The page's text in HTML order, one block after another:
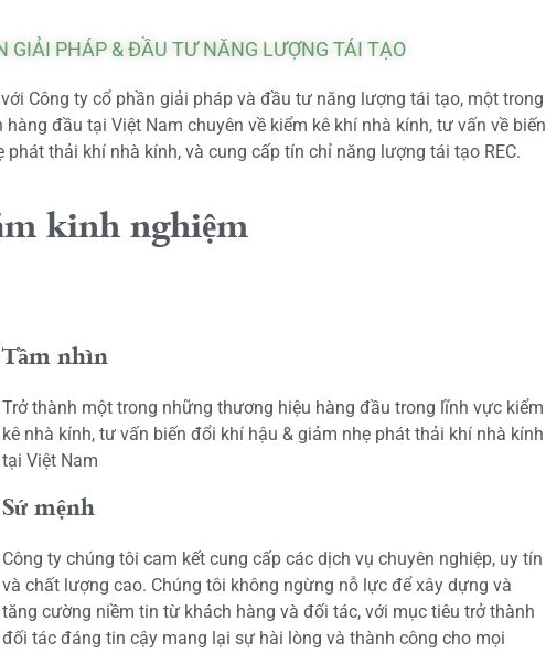
GIẢI PHÁP & ĐẦU TƯ NĂNG LƯỢNG TÁI TẠO
Công ty cổ phần giải pháp và đầu tư năng lượng tái tạo, một trong
đầu tại Việt Nam chuyên về kiểm kê khí nhà kính, tư vấn về biến
phát thải khí nhà kính, và cung cấp tín chỉ năng lượng tái tạo REC.
kinh nghiệm
Tầm nhìn
Trở thành một trong những thương hiệu hàng đầu trong lĩnh vực kiểm
kê nhà kính, tư vấn biến đổi khí hậu & giảm nhẹ phát thải khí nhà kính
tại Việt Nam
Sứ mệnh
Công ty chúng tôi cam kết cung cấp các dịch vụ chuyên nghiệp, uy tín
và chất lượng cao. Chúng tôi không ngừng nỗ lực để xây dựng và
tăng cường niềm tin từ khách hàng và đối tác, với mục tiêu trở thành
đối tác đáng tin cậy mang lại sự hài lòng và thành công cho mọi